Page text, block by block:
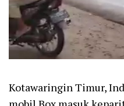
Kotawaringin Timur,